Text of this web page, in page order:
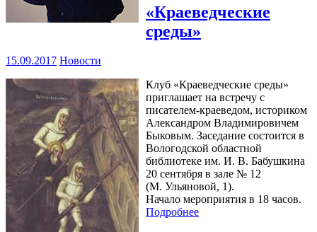
«Краеведческие
среды»
15.09.2017 Новости
Клуб «Краеведческие среды»
приглашает на встречу с
писателем-краеведом, историком
Александром Владимировичем
Быковым. Заседание состоится в
Вологодской областной
библиотеке им. И. В. Бабушкина
20 сентября в зале № 12
(М. Ульяновой, 1).
Начало мероприятия в 18 часов.
Подробнее